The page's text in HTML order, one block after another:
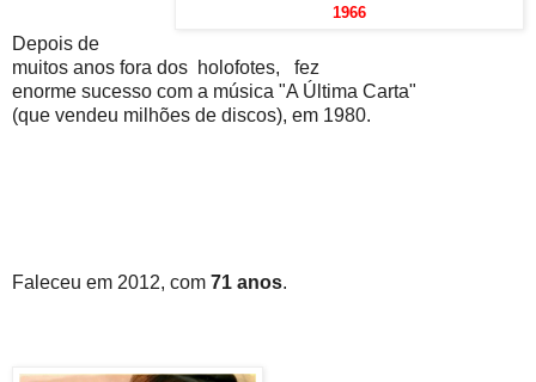
1966
Depois de
muitos anos fora dos holofotes, fez
enorme sucesso com a música "A Última Carta"
(que vendeu milhões de discos), em 1980.
Faleceu em 2012, com 71 anos.